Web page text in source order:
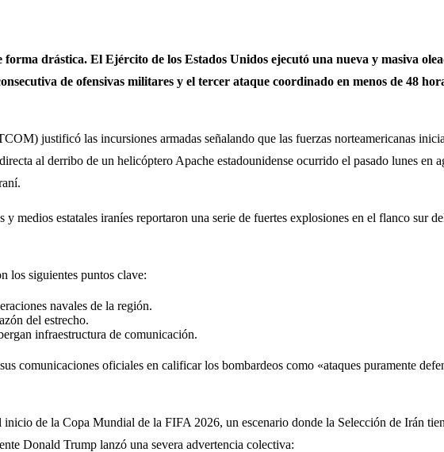
drástica. El Ejército de los Estados Unidos ejecutó una nueva y masiva
de ofensivas militares y el tercer ataque coordinado en menos de 48
justificó las incursiones armadas señalando que las fuerzas norteamericanas
al derribo de un helicóptero Apache estadounidense ocurrido el pasado lunes en
medios estatales iraníes reportaron una serie de fuertes explosiones en el flanco sur
los siguientes puntos clave:
navales de la región.
del estrecho.
infraestructura de comunicación.
comunicaciones oficiales en calificar los bombardeos como «ataques puramente
de la Copa Mundial de la FIFA 2026, un escenario donde la Selección de Irán
Donald Trump lanzó una severa advertencia colectiva: